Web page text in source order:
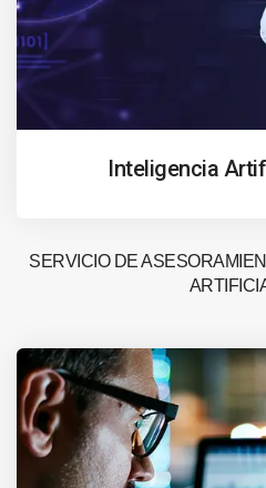
Inteligencia
SERVICIO DE